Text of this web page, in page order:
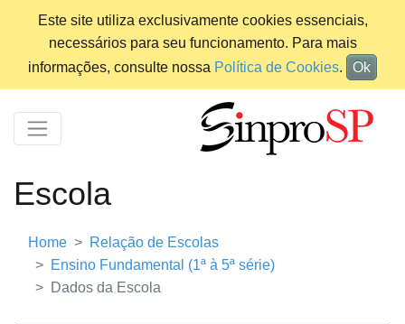
Este site utiliza exclusivamente cookies essenciais,
necessários para seu funcionamento. Para mais
informações, consulte nossa Política de Cookies. Ok
Escola
Home
Relação de Escolas
Ensino Fundamental (1ª à 5ª série)
Dados da Escola